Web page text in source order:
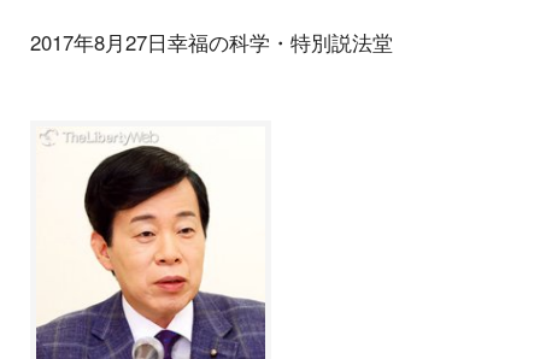
2017年8月27日幸福の科学・特別説法堂